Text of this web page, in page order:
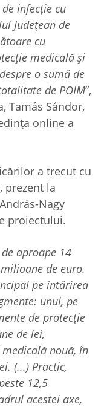
infecție cu
Județean de
cu
medicală și
o sumă de
de POIM”,
Tamás Sándor,
online a
a trecut cu
prezent la
Nagy
proiectului.
aproape 14
de euro.
pe întărirea
unul, pe
de protecție
de lei,
nouă, în
(...) Practic,
12,5
acestei axe,